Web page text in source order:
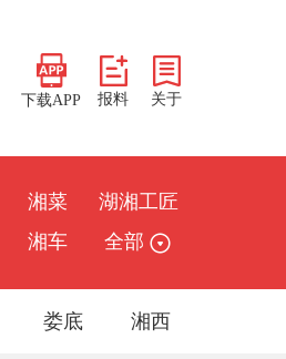
下载APP 报料 关于
湘菜
湖湘工匠
湘车 全部
娄底 湘西